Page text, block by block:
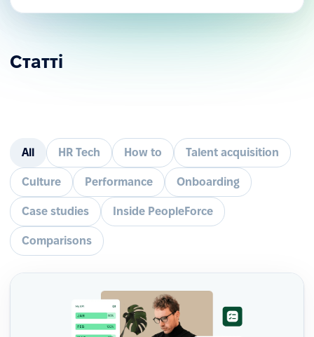
Статті
All HR Tech How to Talent acquisition
Culture Performance Onboarding
Case studies Inside PeopleForce
Comparisons